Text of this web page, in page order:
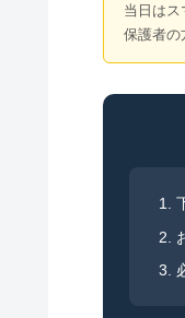
当日はス
保護者の